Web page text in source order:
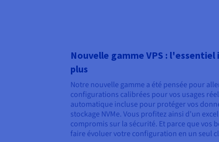
Nouvelle gamme VPS :
plus
Notre nouvelle gamme a été pensée pour
configurations calibrées pour vos usages
automatique incluse pour protéger vos
stockage NVMe. Vous profitez ainsi d'un
compromis sur la sécurité. Et parce que vos
faire évoluer votre configuration en un seul